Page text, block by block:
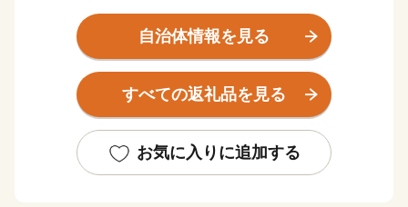
わった『都農ワイン』は、国内での度重なる受賞歴に加
え、世界的に権戚のあるワイン百科『Wine Report』で
も紹介されるなど、世界からも高い評価を受けていま
をはじめ、『農の都』という名にふさわしく、野菜や果
実、畜産物などのさまざまな農産物が生産されており、
自治体情報を見る
すべての返礼品を見る
お気に入りに追加する